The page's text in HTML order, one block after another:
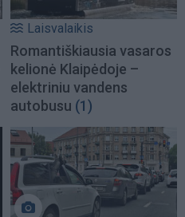
Laisvalaikis
Romantiškiausia vasaros
kelionė Klaipėdoje –
elektriniu vandens
autobusu (1)